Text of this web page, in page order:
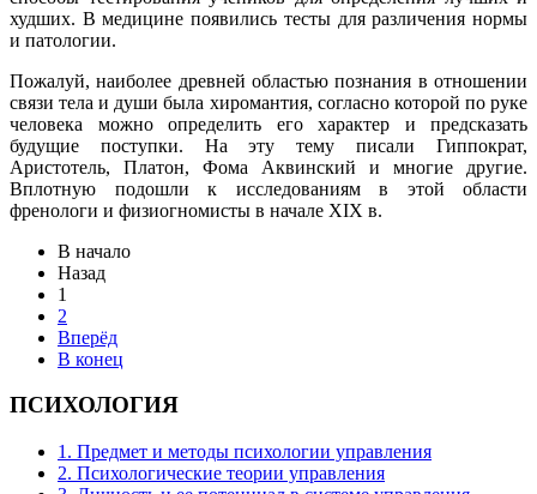
худших. В медицине появились тесты для различения нормы
и патологии.
Пожалуй, наиболее древней областью познания в отношении
связи тела и души была хиромантия, согласно которой по руке
человека можно определить его характер и предсказать
будущие поступки. На эту тему писали Гиппократ,
Аристотель, Платон, Фома Аквинский и многие другие.
Вплотную подошли к исследованиям в этой области
френологи и физиогномисты в начале XIX в.
В начало
Назад
1
2
Вперёд
В конец
ПСИХОЛОГИЯ
1. Предмет и методы психологии управления
2. Психологические теории управления